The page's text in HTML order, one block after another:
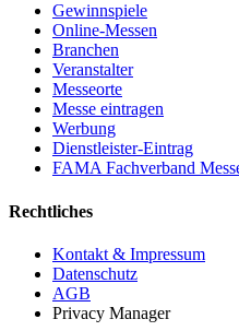
Gewinnspiele
Online-Messen
Branchen
Veranstalter
Messeorte
Messe eintragen
Werbung
Dienstleister-Eintrag
FAMA Fachverband
Rechtliches
Kontakt & Impressum
Datenschutz
AGB
Privacy Manager